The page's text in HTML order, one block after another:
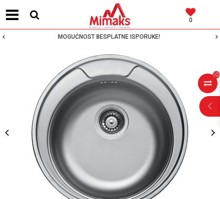
0
MOGUĆNOST BESPLATNE ISPORUKE!
(0)
POMOĆ PRI
KUPOVINI
Za više informacija,